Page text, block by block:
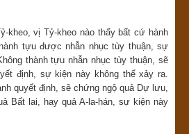
kheo, vị Tỷ-kheo nào thấy bất cứ hành
tựu được nhẫn nhục tùy thuận, sự
thành tựu nhẫn nhục tùy thuận, sẽ
định, sự kiện này không thể xảy ra.
quyết định, sẽ chứng ngộ quả Dự lưu,
Bất lai, hay quả A-la-hán, sự kiện này